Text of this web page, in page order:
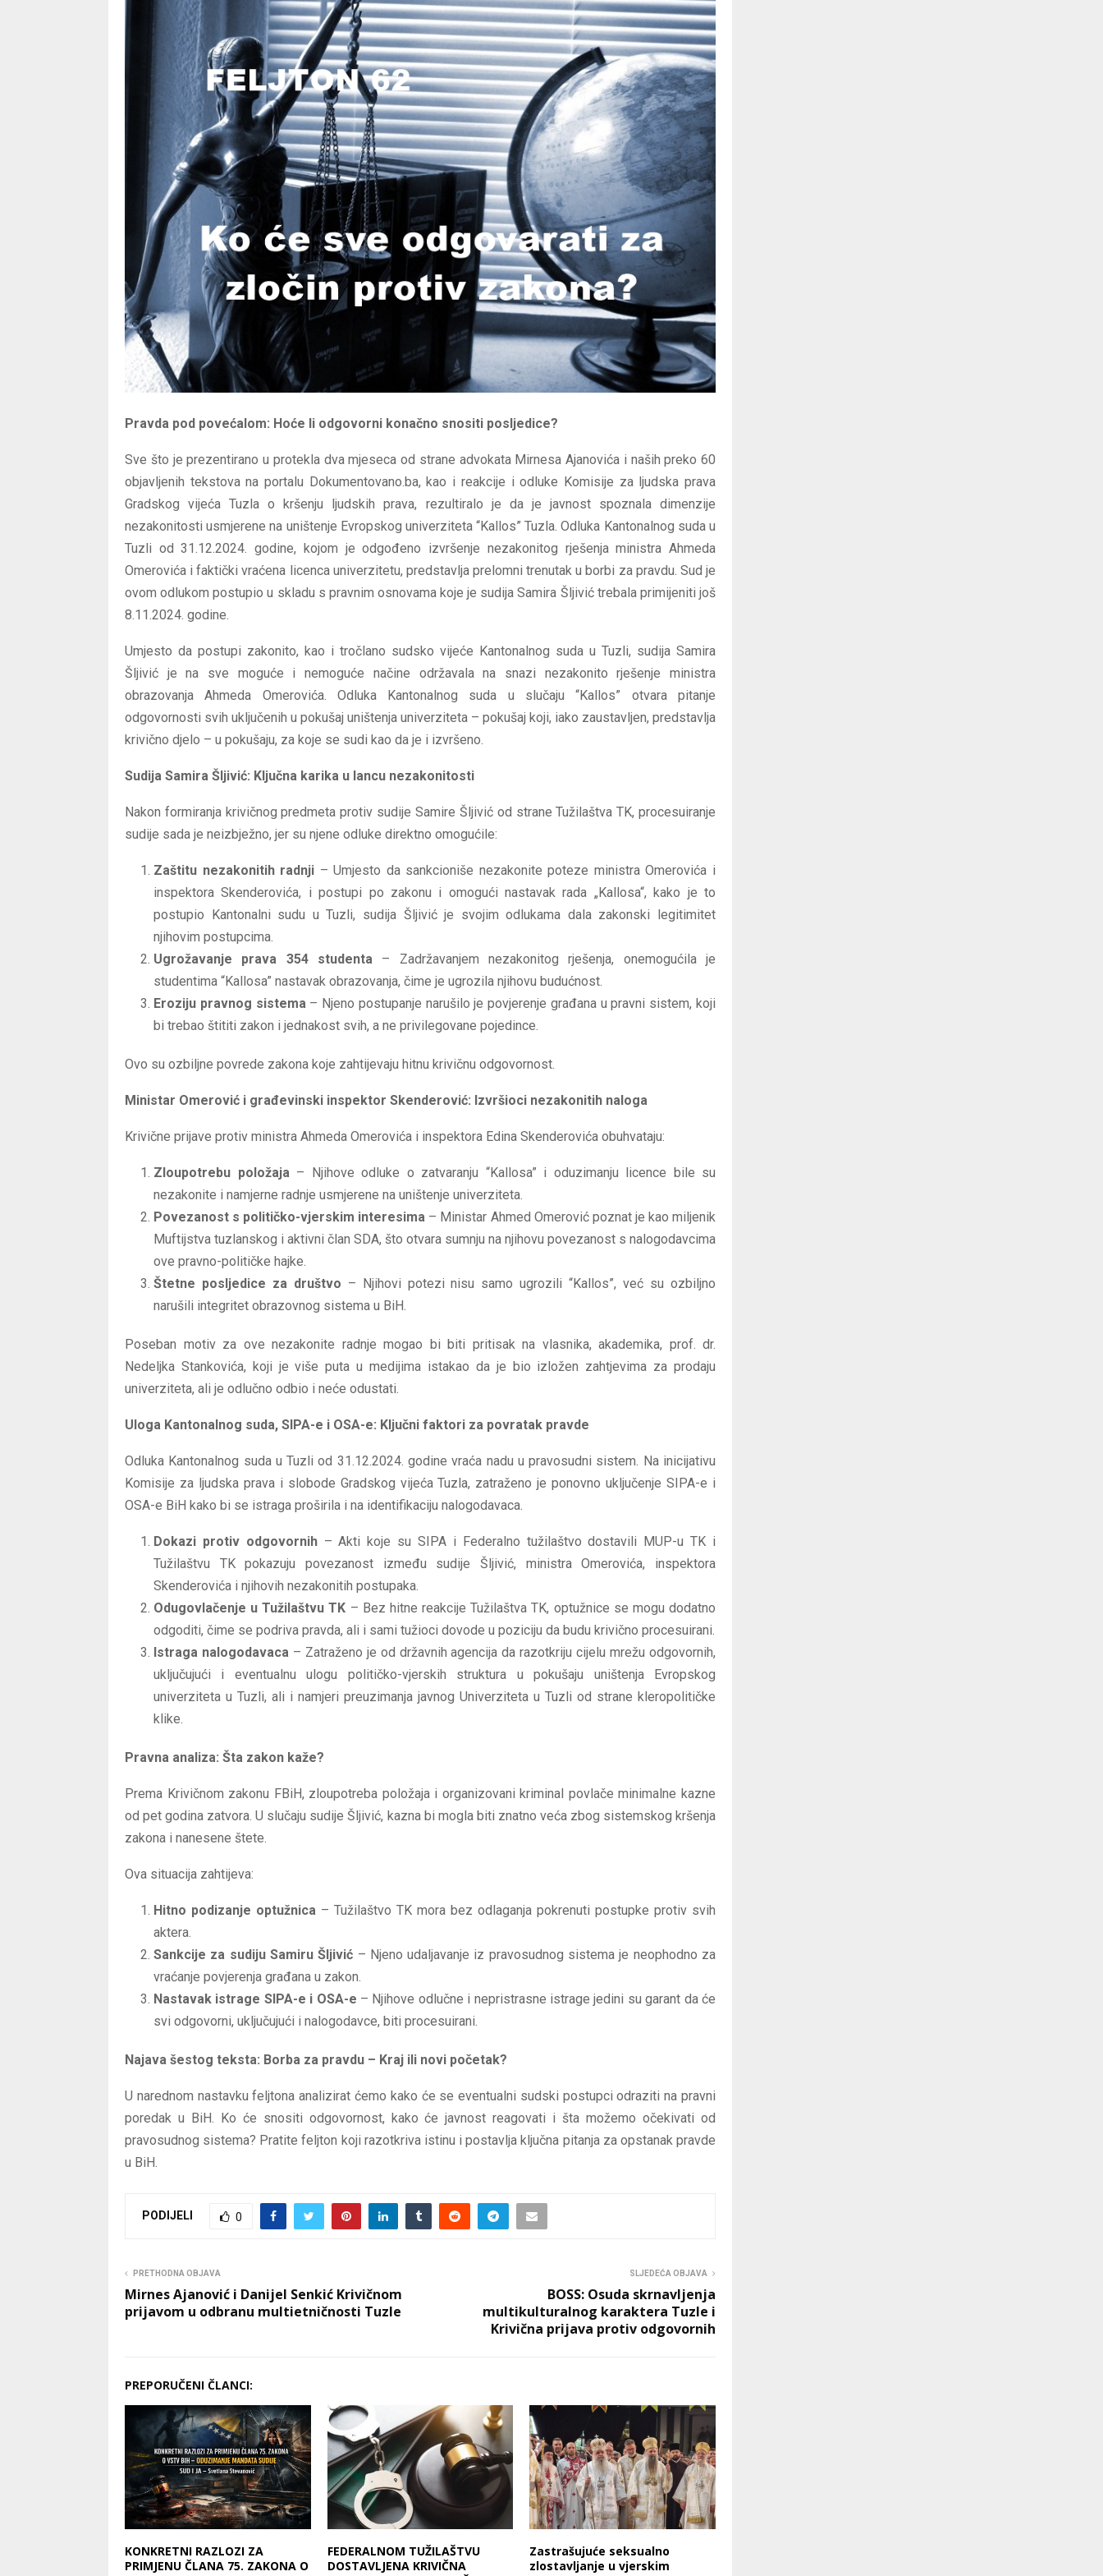
Pravda pod povećalom: Hoće li odgovorni konačno snositi posljedice?
Sve što je prezentirano u protekla dva mjeseca od strane advokata Mirnesa Ajanovića i naših preko 60
objavljenih tekstova na portalu Dokumentovano.ba, kao i reakcije i odluke Komisije za ljudska prava
Gradskog vijeća Tuzla o kršenju ljudskih prava, rezultiralo je da je javnost spoznala dimenzije
nezakonitosti usmjerene na uništenje Evropskog univerziteta “Kallos” Tuzla. Odluka Kantonalnog suda u
Tuzli od 31.12.2024. godine, kojom je odgođeno izvršenje nezakonitog rješenja ministra Ahmeda
Omerovića i faktički vraćena licenca univerzitetu, predstavlja prelomni trenutak u borbi za pravdu. Sud je
ovom odlukom postupio u skladu s pravnim osnovama koje je sudija Samira Šljivić trebala primijeniti još
8.11.2024. godine.
Umjesto da postupi zakonito, kao i tročlano sudsko vijeće Kantonalnog suda u Tuzli, sudija Samira
Šljivić je na sve moguće i nemoguće načine održavala na snazi nezakonito rješenje ministra
obrazovanja Ahmeda Omerovića. Odluka Kantonalnog suda u slučaju “Kallos” otvara pitanje
odgovornosti svih uključenih u pokušaj uništenja univerziteta – pokušaj koji, iako zaustavljen, predstavlja
krivično djelo – u pokušaju, za koje se sudi kao da je i izvršeno.
Sudija Samira Šljivić: Ključna karika u lancu nezakonitosti
Nakon formiranja krivičnog predmeta protiv sudije Samire Šljivić od strane Tužilaštva TK, procesuiranje
sudije sada je neizbježno, jer su njene odluke direktno omogućile:
Zaštitu nezakonitih radnji – Umjesto da sankcioniše nezakonite poteze ministra Omerovića i
inspektora Skenderovića, i postupi po zakonu i omogući nastavak rada „Kallosa“, kako je to
postupio Kantonalni sudu u Tuzli, sudija Šljivić je svojim odlukama dala zakonski legitimitet
njihovim postupcima.
Ugrožavanje prava 354 studenta – Zadržavanjem nezakonitog rješenja, onemogućila je
studentima “Kallosa” nastavak obrazovanja, čime je ugrozila njihovu budućnost.
Eroziju pravnog sistema– Njeno postupanje narušilo je povjerenje građana u pravni sistem, koji
bi trebao štititi zakon i jednakost svih, a ne privilegovane pojedince.
Ovo su ozbiljne povrede zakona koje zahtijevaju hitnu krivičnu odgovornost.
Ministar Omerović i građevinski inspektor Skenderović: Izvršioci nezakonitih naloga
Krivične prijave protiv ministra Ahmeda Omerovića i inspektora Edina Skenderovića obuhvataju:
Zloupotrebu položaja– Njihove odluke o zatvaranju “Kallosa” i oduzimanju licence bile su
nezakonite i namjerne radnje usmjerene na uništenje univerziteta.
Povezanost s političko-vjerskim interesima – Ministar Ahmed Omerović poznat je kao miljenik
Muftijstva tuzlanskog i aktivni član SDA, što otvara sumnju na njihovu povezanost s nalogodavcima
ove pravno-političke hajke.
Štetne posljedice za društvo – Njihovi potezi nisu samo ugrozili “Kallos”, već su ozbiljno
narušili integritet obrazovnog sistema u BiH.
Poseban motiv za ove nezakonite radnje mogao bi biti pritisak na vlasnika, akademika, prof. dr.
Nedeljka Stankovića, koji je više puta u medijima istakao da je bio izložen zahtjevima za prodaju
univerziteta, ali je odlučno odbio i neće odustati.
Uloga Kantonalnog suda, SIPA-e i OSA-e: Ključni faktori za povratak pravde
Odluka Kantonalnog suda u Tuzli od 31.12.2024. godine vraća nadu u pravosudni sistem. Na inicijativu
Komisije za ljudska prava i slobode Gradskog vijeća Tuzla, zatraženo je ponovno uključenje SIPA-e i
OSA-e BiH kako bi se istraga proširila i na identifikaciju nalogodavaca.
Dokazi protiv odgovornih– Akti koje su SIPA i Federalno tužilaštvo dostavili MUP-u TK i
Tužilaštvu TK pokazuju povezanost između sudije Šljivić, ministra Omerovića, inspektora
Skenderovića i njihovih nezakonitih postupaka.
Odugovlačenje u Tužilaštvu TK – Bez hitne reakcije Tužilaštva TK, optužnice se mogu dodatno
odgoditi, čime se podriva pravda, ali i sami tužioci dovode u poziciju da budu krivično procesuirani.
Istraga nalogodavaca– Zatraženo je od državnih agencija da razotkriju cijelu mrežu odgovornih,
uključujući i eventualnu ulogu političko-vjerskih struktura u pokušaju uništenja Evropskog
univerziteta u Tuzli, ali i namjeri preuzimanja javnog Univerziteta u Tuzli od strane kleropolitičke
klike.
Pravna analiza: Šta zakon kaže?
Prema Krivičnom zakonu FBiH, zloupotreba položaja i organizovani kriminal povlače minimalne kazne
od pet godina zatvora. U slučaju sudije Šljivić, kazna bi mogla biti znatno veća zbog sistemskog kršenja
zakona i nanesene štete.
Ova situacija zahtijeva:
Hitno podizanje optužnica – Tužilaštvo TK mora bez odlaganja pokrenuti postupke protiv svih
aktera.
Sankcije za sudiju Samiru Šljivić – Njeno udaljavanje iz pravosudnog sistema je neophodno za
vraćanje povjerenja građana u zakon.
Nastavak istrage SIPA-e i OSA-e – Njihove odlučne i nepristrasne istrage jedini su garant da će
svi odgovorni, uključujući i nalogodavce, biti procesuirani.
Najava šestog teksta: Borba za pravdu – Kraj ili novi početak?
U narednom nastavku feljtona analizirat ćemo kako će se eventualni sudski postupci odraziti na pravni
poredak u BiH. Ko će snositi odgovornost, kako će javnost reagovati i šta možemo očekivati od
pravosudnog sistema? Pratite feljton koji razotkriva istinu i postavlja ključna pitanja za opstanak pravde
u BiH.
PODIJELI 0
PRETHODNA OBJAVA
Mirnes Ajanović i Danijel Senkić Krivičnom
prijavom u odbranu multietničnosti Tuzle
SLJEDEĆA OBJAVA
BOSS: Osuda skrnavljenja
multikulturalnog karaktera Tuzle i
Krivična prijava protiv odgovornih
PREPORUČENI ČLANCI:
KONKRETNI RAZLOZI ZA
PRIMJENU ČLANA 75. ZAKONA O
FEDERALNOM TUŽILAŠTVU
DOSTAVLJENA KRIVIČNA
Zastrašujuće seksualno
zlostavljanje u vjerskim